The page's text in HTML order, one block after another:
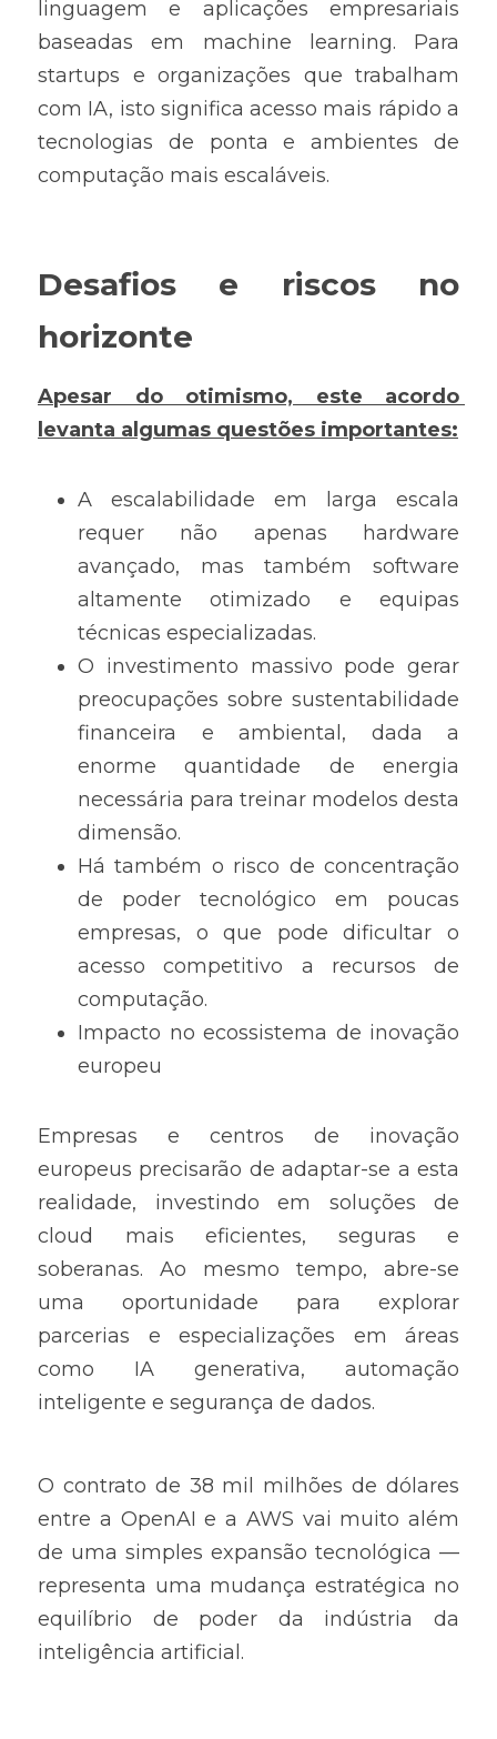
linguagem e aplicações empresariais
baseadas em machine learning. Para
startups e organizações que trabalham
com IA, isto significa acesso mais rápido a
tecnologias de ponta e ambientes de
computação mais escaláveis.
Desafios e riscos no
horizonte
Apesar do otimismo, este acordo
levanta algumas questões importantes:
A escalabilidade em larga escala
requer não apenas hardware
avançado, mas também software
altamente otimizado e equipas
técnicas especializadas.
O investimento massivo pode gerar
preocupações sobre sustentabilidade
financeira e ambiental, dada a
enorme quantidade de energia
necessária para treinar modelos desta
dimensão.
Há também o risco de concentração
de poder tecnológico em poucas
empresas, o que pode dificultar o
acesso competitivo a recursos de
computação.
Impacto no ecossistema de inovação
europeu
Empresas e centros de inovação
europeus precisarão de adaptar-se a esta
realidade, investindo em soluções de
cloud mais eficientes, seguras e
soberanas. Ao mesmo tempo, abre-se
uma oportunidade para explorar
parcerias e especializações em áreas
como IA generativa, automação
inteligente e segurança de dados.
O contrato de 38 mil milhões de dólares
entre a OpenAI e a AWS vai muito além
de uma simples expansão tecnológica —
representa uma mudança estratégica no
equilíbrio de poder da indústria da
inteligência artificial.